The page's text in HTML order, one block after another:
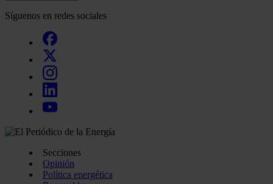
Síguenos en redes sociales
Secciones
Opinión
Política energética